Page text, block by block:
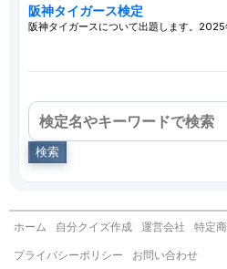
阪神タイガース検定
阪神タイガースについて出題します。2025
検索
ホーム 自分クイズ作成 運営会社 特定
プライバシーポリシー お問い合わせ